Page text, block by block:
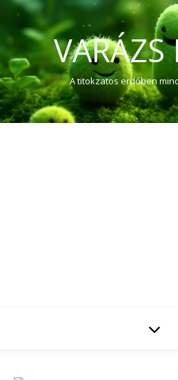
VARÁZS
A titokzatos erdőben